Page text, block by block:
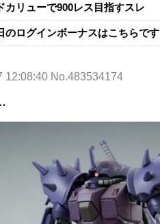
カリューで900レス目指すスレ
のログインボーナスはこちらです
12:08:40 No.483534174